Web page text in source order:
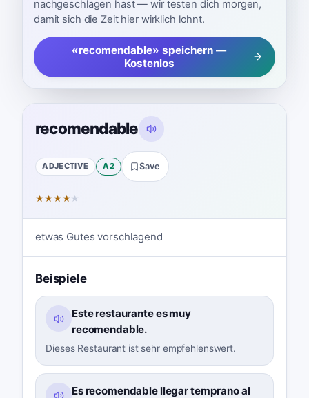
nachgeschlagen hast — wir testen dich morgen,
damit sich die Zeit hier wirklich lohnt.
«recomendable» speichern —
Kostenlos
recomendable
ADJECTIVE A2 Save
★★★★★
etwas Gutes vorschlagend
Beispiele
Este restaurante es muy
recomendable.
Dieses Restaurant ist sehr empfehlenswert.
Es recomendable llegar temprano al